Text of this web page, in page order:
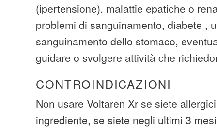
(ipertensione), malattie epatiche o
problemi di sanguinamento, diabete ,
sanguinamento dello stomaco,
guidare o svolgere attività che
CONTROINDICAZIONI
Non usare Voltaren Xr se siete
ingrediente, se siete negli ultimi 3